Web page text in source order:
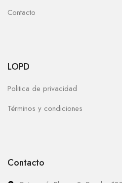
Contacto
LOPD
Politica de privacidad
Términos y condiciones
Contacto